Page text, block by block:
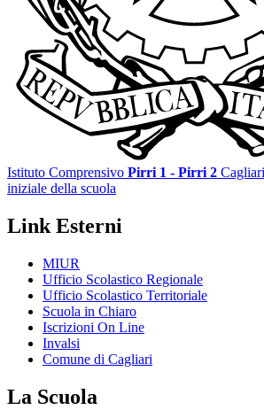
Istituto Comprensivo Pirri 1 - Pirri 2 Cagliari
iniziale della scuola
Link Esterni
MIUR
Ufficio Scolastico Regionale
Ufficio Scolastico Territoriale
Scuola in Chiaro
Iscrizioni On Line
Invalsi
Comune di Cagliari
La Scuola